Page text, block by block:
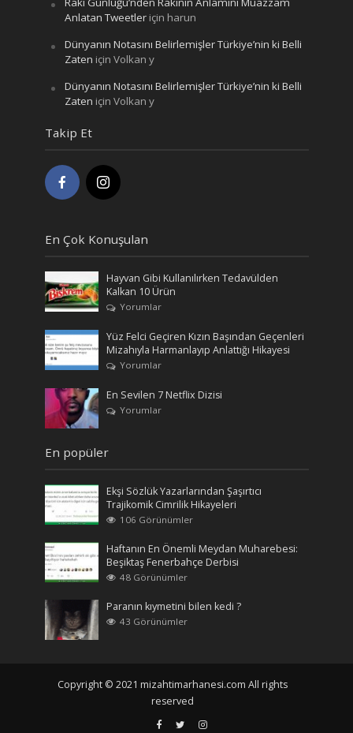
Anlatan Tweetleriçin harun
Dünyanın Notasını Belirlemişler Türkiye’nin ki Belli
Zaten için Volkan y
Dünyanın Notasını Belirlemişler Türkiye’nin ki Belli
Zaten için Volkan y
Takip Et
En Çok Konuşulan
Hayvan Gibi Kullanılırken Tedavülden
Kalkan 10 Ürün
Yorumlar
Yüz Felci Geçiren Kızın Başından Geçenleri
Mizahıyla Harmanlayıp Anlattığı Hikayesi
Yorumlar
En Sevilen 7 Netflix Dizisi
Yorumlar
En popüler
Ekşi Sözlük Yazarlarından Şaşırtıcı
Trajikomik Cimrilik Hikayeleri
106 Görünümler
Haftanın En Önemli Meydan Muharebesi:
Beşiktaş Fenerbahçe Derbisi
48 Görünümler
Paranın kıymetini bilen kedi ?
43 Görünümler
Copyright © 2021 mizahtimarhanesi.com All rights
reserved